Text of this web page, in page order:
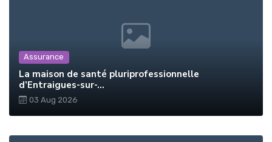
Assurance
La maison de santé pluriprofessionnelle
d’Entraigues-sur-...
03 Aug 2026